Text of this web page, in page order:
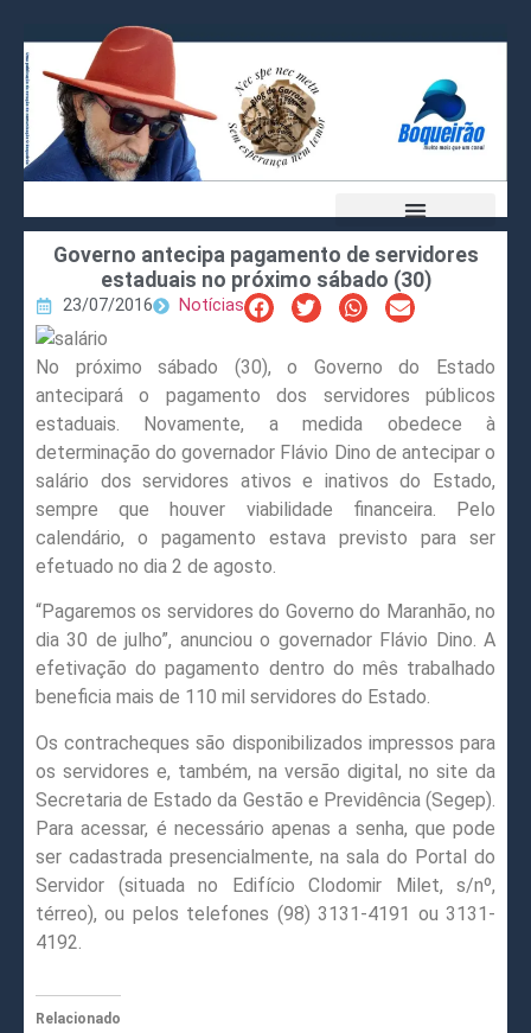
Governo antecipa pagamento de servidores
estaduais no próximo sábado (30)
23/07/2016 Notícias
No próximo sábado (30), o Governo do Estado
antecipará o pagamento dos servidores públicos
estaduais. Novamente, a medida obedece à
determinação do governador Flávio Dino de antecipar o
salário dos servidores ativos e inativos do Estado,
sempre que houver viabilidade financeira. Pelo
calendário, o pagamento estava previsto para ser
efetuado no dia 2 de agosto.
“Pagaremos os servidores do Governo do Maranhão, no
dia 30 de julho”, anunciou o governador Flávio Dino. A
efetivação do pagamento dentro do mês trabalhado
beneficia mais de 110 mil servidores do Estado.
Os contracheques são disponibilizados impressos para
os servidores e, também, na versão digital, no site da
Secretaria de Estado da Gestão e Previdência (Segep).
Para acessar, é necessário apenas a senha, que pode
ser cadastrada presencialmente, na sala do Portal do
Servidor (situada no Edifício Clodomir Milet, s/nº,
térreo), ou pelos telefones (98) 3131-4191 ou 3131-
4192.
Relacionado